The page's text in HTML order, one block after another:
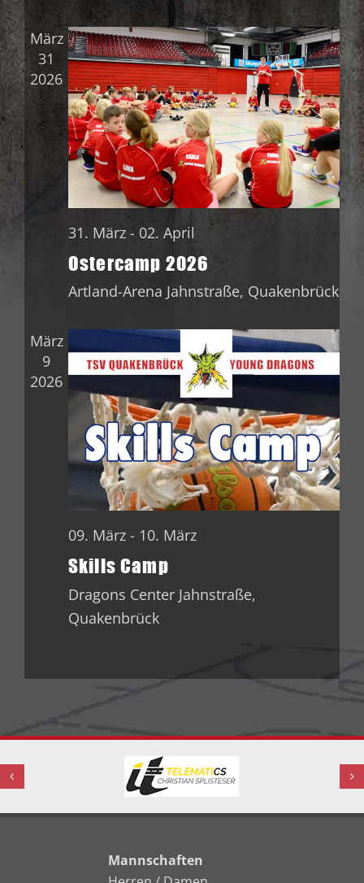
März
31
2026
31. März - 02. April
Ostercamp 2026
Artland-Arena Jahnstraße, Quakenbrück
März
9
2026
09. März - 10. März
Skills Camp
Dragons Center Jahnstraße,
Quakenbrück
Mannschaften